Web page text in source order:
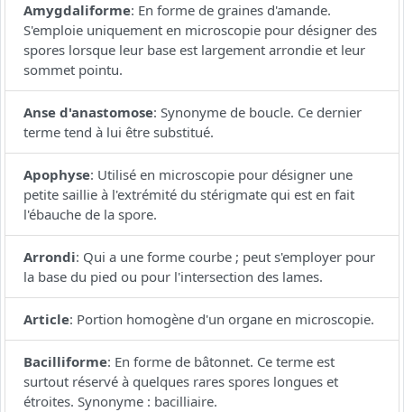
Amygdaliforme: En forme de graines d'amande.
S'emploie uniquement en microscopie pour désigner des
spores lorsque leur base est largement arrondie et leur
sommet pointu.
Anse d'anastomose: Synonyme de boucle. Ce dernier
terme tend à lui être substitué.
Apophyse: Utilisé en microscopie pour désigner une
petite saillie à l'extrémité du stérigmate qui est en fait
l'ébauche de la spore.
Arrondi: Qui a une forme courbe ; peut s'employer pour
la base du pied ou pour l'intersection des lames.
Article: Portion homogène d'un organe en microscopie.
Bacilliforme: En forme de bâtonnet. Ce terme est
surtout réservé à quelques rares spores longues et
étroites. Synonyme : bacilliaire.